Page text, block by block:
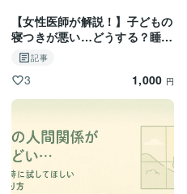
【女性医師が解説！】子どもの
寝つきが悪い…どうする？睡眠
リズムの整え術(幼児～小学生)
記事
3 1,000 円